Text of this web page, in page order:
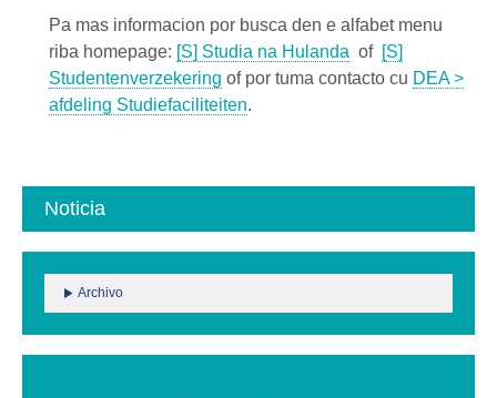
Pa mas informacion por busca den e alfabet menu
riba homepage: [S] Studia na Hulanda of [S]
Studentenverzekering of por tuma contacto cu DEA >
afdeling Studiefaciliteiten.
Noticia
Archivo